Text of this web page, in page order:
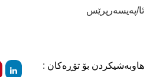
ئا/پەیسەرپرێس
هاوبەشیکردن بۆ تۆڕەکان :